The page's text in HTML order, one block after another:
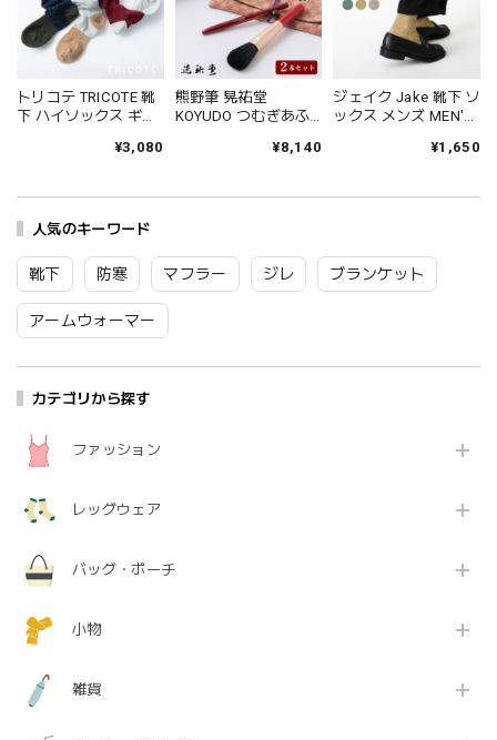
人気のキーワード
靴下 防寒 マフラー ジレ ブランケット
アームウォーマー
カテゴリから探す
ファッション
レッグウェア
バッグ・ポーチ
小物
雑貨
トリコテ TRICOTE 靴
下 ハイソックス ギャ
クス レディース おし
ト プレゼント レッド
25cm TR53SO040
Tr002
¥3,080
熊野筆 晃祐堂
KOYUDO つむぎあふ 2
シ リップブラシ 畳縁
ド TM-S-2 Zk184
¥8,140
ジェイク Jake 靴下 ソ
ックス メンズ MEN'S
夏 ブランド 日本製 国
Fr088
¥1,650